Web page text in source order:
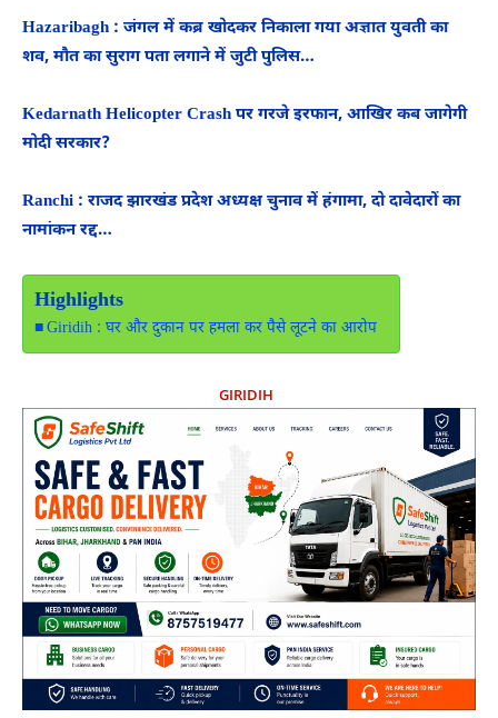
Hazaribagh : जंगल में कब्र खोदकर निकाला गया अज्ञात युवती का
शव, मौत का सुराग पता लगाने में जुटी पुलिस…
Kedarnath Helicopter Crash पर गरजे इरफान, आखिर कब जागेगी
मोदी सरकार?
Ranchi : राजद झारखंड प्रदेश अध्यक्ष चुनाव में हंगामा, दो दावेदारों का
नामांकन रद्द…
Highlights
Giridih : घर और दुकान पर हमला कर पैसे लूटने का आरोप
GIRIDIH